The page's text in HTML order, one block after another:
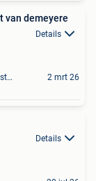
van demeyere
Details
Oostende Zandvoorde +Oostende 2 mrt 26
Details